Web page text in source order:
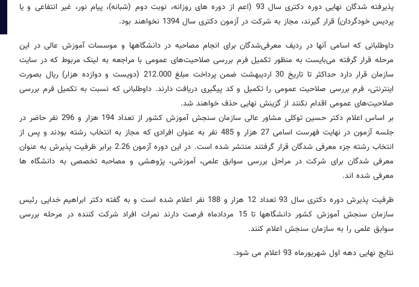
پذیرفته شدگان نهایی دوره دکتری سال 93 (اعم از دوره های روزانه، نوبت دوم (شبانه)، پیام نور، غیر انتفاعی و یا
پردیس خودگردان) قرار گیرند، مجاز به شرکت در آزمون دکتری سال 1394 نخواهند بود.
داوطلبانی که اسامی آنها در ردیف معرفی‌شدگان برای انجام مصاحبه در دانشگاهها و موسسات آموزش عالی در این
مرحله قرار گرفته می‌بایست به منظور تکمیل فرم بررسی صلاحیت‌های عمومی با مراجعه به لینک مربوط که در سایت
سازمان قرار دارد حداکثر تا تاریخ 30 اردیبهشت ضمن پرداخت مبلغ 212.000 (دویست و دوازده هزار) ریال بصورت
اینترنتی، فرم بررسی صلاحیت عمومی را تکمیل و کد پیگیری دریافت دارند. داوطلبانی که نسبت به تکمیل فرم بررسی
صلاحیت‌های عمومی اقدام نکنند از گزینش نهایی حذف خواهند شد.
بر اساس اعلام دکتر حسین توکلی مشاور عالی سازمان سنجش آموزش کشور از تعداد 194 هزار و 296 نفر حاضر در
جلسه آزمون در نهایت فهرست اسامی 27 هزار و 485 نفر به عنوان افرادی که مجاز به انتخاب رشته بودند و پس از
انتخاب رشته جزء معرفی شدگان قرار گرفتند منتشر شده است. در این دوره آزمون 2.26 برابر ظرفیت پذیرش به عنوان
معرفی شدگان برای شرکت در مراحل بررسی سوابق علمی، آموزشی، پژوهشی و مصاحبه تخصصی به دانشگاه ها
معرفی شده اند.
ظرفیت پذیرش دوره دکتری سال 93 تعداد 12 هزار و 188 نفر اعلام شده است و به گفته دکتر ابراهیم خدایی رئیس
سازمان سنجش آموزش کشور دانشگاهها تا 15 مردادماه فرصت دارند نمرات افراد شرکت کننده در مرحله بررسی
سوابق علمی را به سازمان سنجش اعلام کنند.
نتایج نهایی دهه اول شهریورماه 93 اعلام می شود.